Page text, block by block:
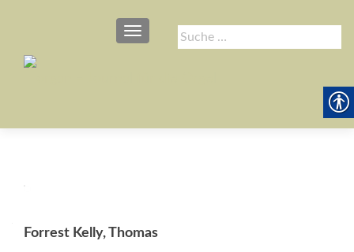
Suche
nach:
SCHALTE NAVIGATION
Forrest Kelly, Thomas